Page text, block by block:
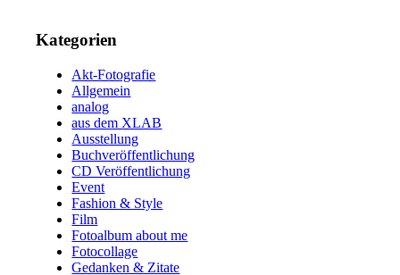
Kategorien
Akt-Fotografie
Allgemein
analog
aus dem XLAB
Ausstellung
Buchveröffentlichung
CD Veröffentlichung
Event
Fashion & Style
Film
Fotoalbum about me
Fotocollage
Gedanken & Zitate